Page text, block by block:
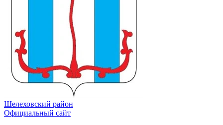
Шелеховский район
Официальный сайт